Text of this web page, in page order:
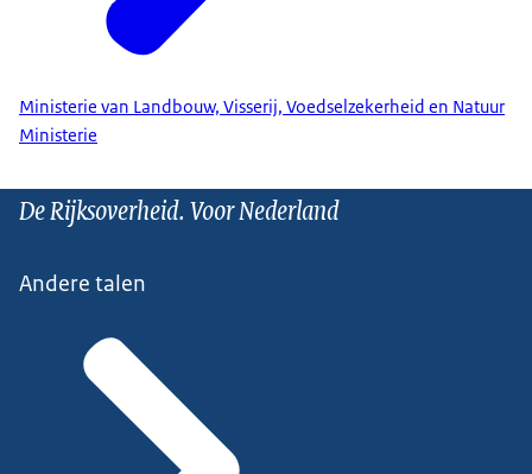
Ministerie van Landbouw, Visserij, Voedselzekerheid en Natuur
Ministerie
De Rijksoverheid. Voor Nederland
Andere talen